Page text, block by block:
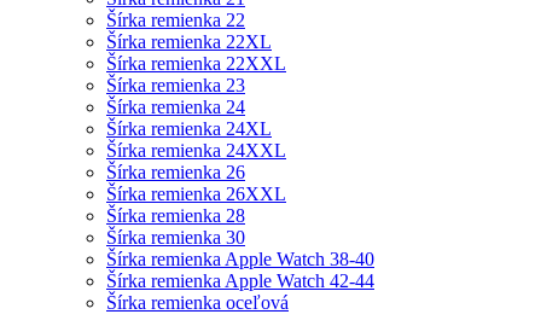
Šírka remienka 22
Šírka remienka 22XL
Šírka remienka 22XXL
Šírka remienka 23
Šírka remienka 24
Šírka remienka 24XL
Šírka remienka 24XXL
Šírka remienka 26
Šírka remienka 26XXL
Šírka remienka 28
Šírka remienka 30
Šírka remienka Apple Watch 38-40
Šírka remienka Apple Watch 42-44
Šírka remienka oceľová